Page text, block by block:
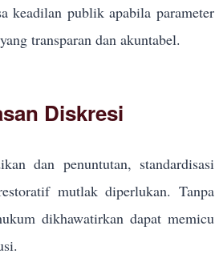
keadilan publik apabila parameter
transparan dan akuntabel.
Diskresi
dan penuntutan, standardisasi
mutlak diperlukan. Tanpa
dikhawatirkan dapat memicu